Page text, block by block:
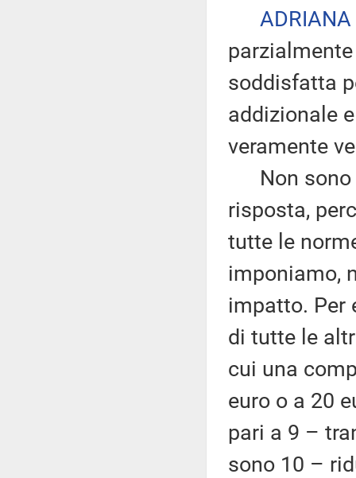
ADRIANA
soddisfatta
addizionale
veramente
Non sono
risposta,
tutte le
imponiamo,
impatto. Per
di tutte le
cui una
euro o a 20
pari a 9 –
sono 10 –